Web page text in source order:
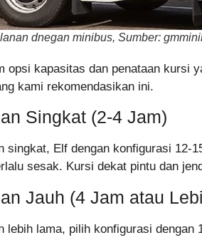
dnegan minibus, Sumber:
opsi kapasitas dan penataan kursi
kami rekomendasikan ini.
Singkat (2-4 Jam)
singkat, Elf dengan konfigurasi 12-
sesak. Kursi dekat pintu dan
Jauh (4 Jam atau
lebih lama, pilih konfigurasi